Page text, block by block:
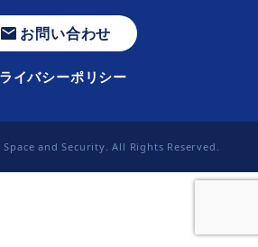
お問い合わせ
イバシーポリシー
and Security. All Rights Reserved.